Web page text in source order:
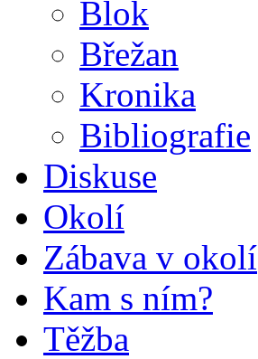
Blok
Břežan
Kronika
Bibliografie
Diskuse
Okolí
Zábava v okolí
Kam s ním?
Těžba